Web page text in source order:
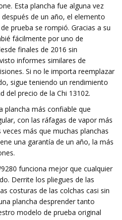
Esta plancha fue alguna vez
de un año, el elemento
prueba se rompió. Gracias a su
fácilmente por uno de
finales de 2016 sin
informes similares de
Si no le importa reemplazar
sigue teniendo un rendimiento
del precio de la Chi 13102.
plancha más confiable que
con las ráfagas de vapor más
más que muchas planchas
una garantía de un año, la más
funciona mejor que cualquier
Derrite los pliegues de las
costuras de las colchas casi sin
plancha desprender tanto
modelo de prueba original